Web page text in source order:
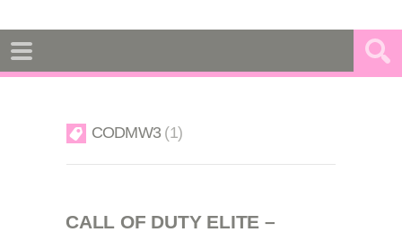
CODMW3 1
CALL OF DUTY ELITE –